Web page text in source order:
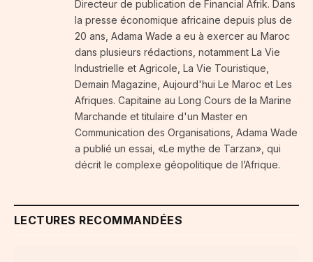
Directeur de publication de Financial Afrik. Dans
la presse économique africaine depuis plus de
20 ans, Adama Wade a eu à exercer au Maroc
dans plusieurs rédactions, notamment La Vie
Industrielle et Agricole, La Vie Touristique,
Demain Magazine, Aujourd'hui Le Maroc et Les
Afriques. Capitaine au Long Cours de la Marine
Marchande et titulaire d'un Master en
Communication des Organisations, Adama Wade
a publié un essai, «Le mythe de Tarzan», qui
décrit le complexe géopolitique de l’Afrique.
LECTURES RECOMMANDÉES